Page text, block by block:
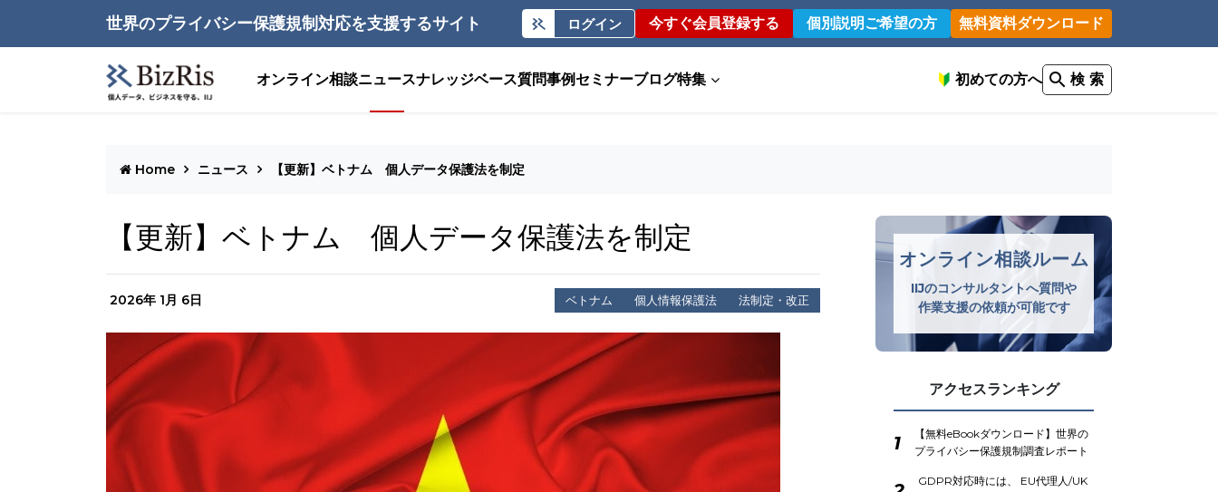
世界のプライバシー保護規制対応を支援するサイト ログイン 今すぐ会員登録する 個別説明ご希望の方 無料資料ダウンロード
オンライン相談ニュースナレッジベース質問事例 セミナーブログ特集 初めての方へ 検 索
Home ニュース 【更新】ベトナム 個人データ保護法を制定
【更新】ベトナム 個人データ保護法を制定
2026年 1月 6日 ベトナム 個人情報保護法 法制定・改正
オンライン相談ルーム
IIJのコンサルタントへ質問や
作業支援の依頼が可能です
アクセスランキング
1
【無料eBookダウンロード】世界の
プライバシー保護規制調査レポート
GDPR対応時には、 EU代理人/UK